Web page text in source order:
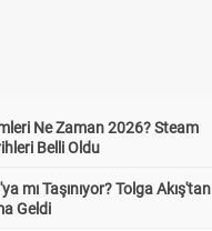
Ne Zaman 2026? Steam
Belli Oldu
mı Taşınıyor? Tolga Akış'tan
Geldi